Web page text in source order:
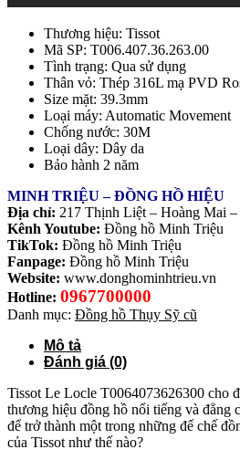
Thương hiệu: Tissot
Mã SP: T006.407.36.263.00
Tình trạng: Qua sử dụng
Thân vỏ: Thép 316L mạ PVD
Size mặt: 39.3mm
Loại máy: Automatic Movement
Chống nước: 30M
Loại dây: Dây da
Bảo hành 2 năm
MINH TRIỆU – ĐỒNG HỒ HIỆU
Địa chỉ: 217 Thịnh Liệt – Hoàng Mai
Kênh Youtube: Đồng hồ Minh Triệu
TikTok: Đồng hồ Minh Triệu
Fanpage: Đồng hồ Minh Triệu
Website: www.donghominhtrieu.vn
Hotline: 0967700000
Danh mục: Đồng hồ Thụy Sỹ cũ
Mô tả
Đánh giá (0)
Tissot Le Locle T0064073626300 cho
thương hiệu đồng hồ nổi tiếng và đẳng
để trở thành một trong những đế chế
của Tissot như thế nào?